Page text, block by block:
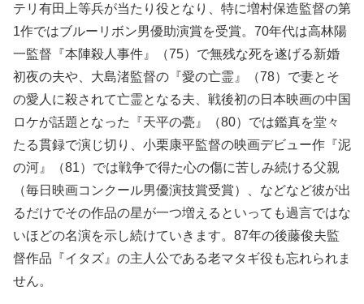
テリ有田上等兵が当たり役となり、特に増村保造監督の第
1作ではブルーリボン男優助演賞を受賞。70年代は高林陽
一監督『本陣殺人事件』（75）で無残な死を遂げる新婚
初夜の夫や、大島渚監督の『愛の亡霊』（78）で妻とそ
の愛人に殺されて亡霊となる夫、戦後初の日本映画の中国
ロケが話題となった『天平の甍』（80）では鑑真を堂々
たる貫録で演じ切り、小栗康平監督の映画デビュー作『泥
の河』（81）では戦争で得た心の傷に苦しみ続ける父親
（毎日映画コンクール男優演技賞受賞）、などなど彼が出
るだけでその作品の星が一つ増えるといっても過言ではな
いほどの名演を示し続けていきます。87年の後藤俊夫監
督作品『イタズ』の主人公である老マタギ役も忘れられま
せん。